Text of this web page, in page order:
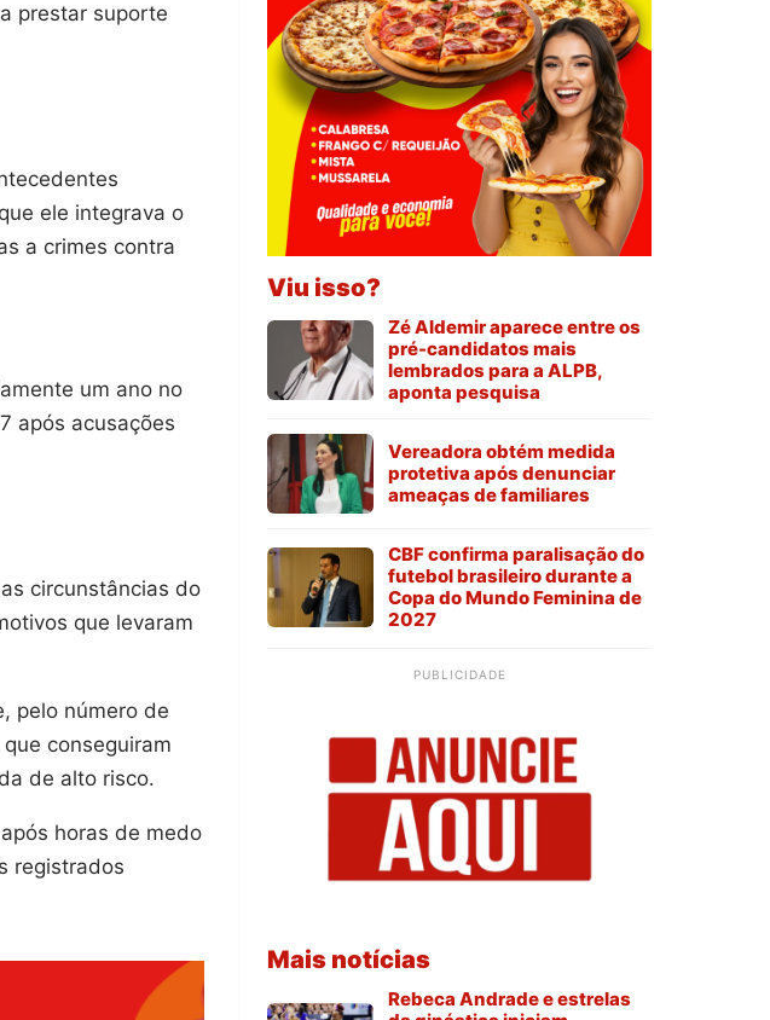
prestar suporte
ele integrava o
a crimes contra
um ano no
após acusações
circunstâncias do
que levaram
pelo número de
conseguiram
de alto risco.
horas de medo
registrados
Viu isso?
Zé Aldemir aparece entre os
pré-candidatos mais
lembrados para a ALPB,
aponta pesquisa
Vereadora obtém medida
protetiva após denunciar
ameaças de familiares
CBF confirma paralisação do
futebol brasileiro durante a
Copa do Mundo Feminina de
2027
PUBLICIDADE
Mais notícias
Rebeca Andrade e estrelas